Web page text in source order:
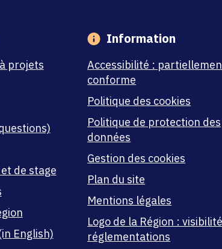
projets
de stage
English)
Information
Accessibilité :
conforme
Politique des cookies
Politique de protection des
données
Gestion des cookies
Plan du site
Mentions légales
Logo de la Région :
réglementations